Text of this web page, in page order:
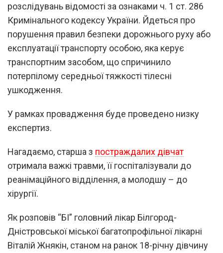
розслідувань відомості за ознаками ч. 1 ст. 286
Кримінального кодексу України. Йдеться про
порушення правил безпеки дорожнього руху або
експлуатації транспорту особою, яка керує
транспортним засобом, що спричинило
потерпілому середньої тяжкості тілесні
ушкодження.
У рамках провадження буде проведено низку
експертиз.
Нагадаємо, старша з постраждалих дівчат
отримала важкі травми, її госпіталізували до
реанімаційного відділення, а молодшу – до
хірургії.
Як розповів “БІ” головний лікар Білгород-
Дністровської міської багатопрофільної лікарні
Віталій Жнякін, станом на ранок 18-річну дівчину